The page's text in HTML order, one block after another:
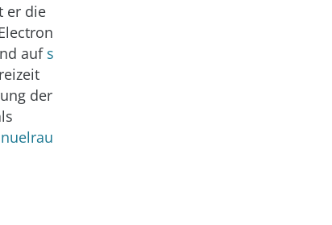
er die
auf s
der